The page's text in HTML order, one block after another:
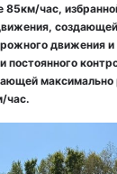
85км/час,
движения
постоянного
максимально
час.